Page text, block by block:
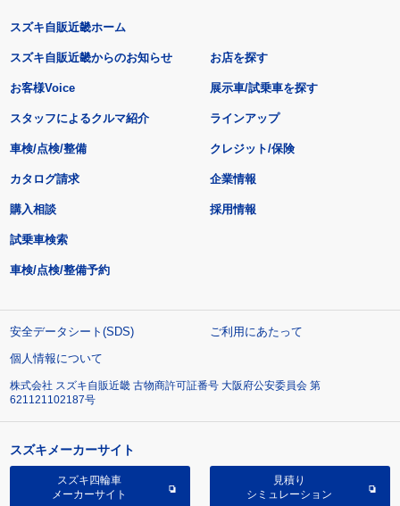
スズキ自販近畿ホーム
スズキ自販近畿からのお知らせ
お客様Voice
スタッフによるクルマ紹介
お店を探す
展示車/試乗車を探す
ラインアップ
車検/点検/整備 クレジット/保険
カタログ請求
購入相談
試乗車検索
車検/点検/整備予約
企業情報
採用情報
安全データシート(SDS)
ご利用にあたって
個人情報について
株式会社 スズキ自販近畿 古物商許可証番号 大阪府公安委員会 第
621121102187号
スズキメーカーサイト
スズキ四輪車
メーカーサイト
見積り
シミュレーション